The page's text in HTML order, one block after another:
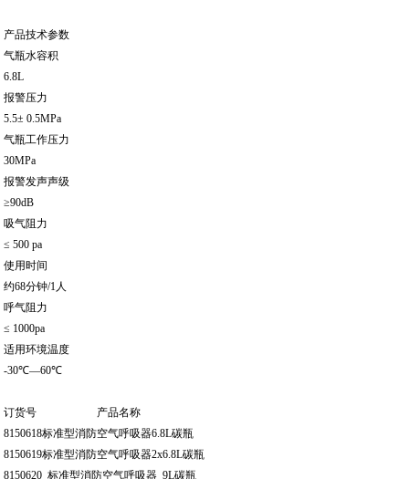
产品技术参数
气瓶水容积
6.8L
报警压力
5.5± 0.5MPa
气瓶工作压力
30MPa
报警发声声级
≥90dB
吸气阻力
≤ 500 pa
使用时间
约68分钟/1人
呼气阻力
≤ 1000pa
适用环境温度
-30℃—60℃
订货号 产品名称
8150618标准型消防空气呼吸器6.8L碳瓶
8150619标准型消防空气呼吸器2x6.8L碳瓶
8150620 标准型消防空气呼吸器 9L碳瓶